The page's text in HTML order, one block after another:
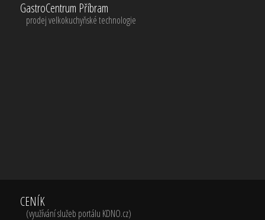
GastroCentrum Příbram
prodej velkokuchyňské technologie
CENÍK
(využívání služeb portálu KDNO.cz)